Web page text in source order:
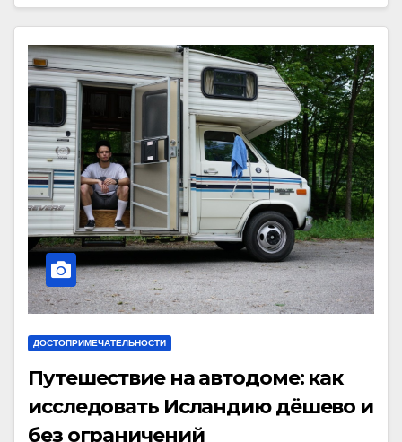
ДОСТОПРИМЕЧАТЕЛЬНОСТИ
Путешествие на автодоме: как
исследовать Исландию дёшево и
без ограничений